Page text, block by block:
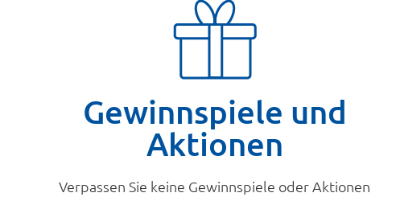
Gewinnspiele und
Aktionen
Verpassen Sie keine Gewinnspiele oder Aktionen